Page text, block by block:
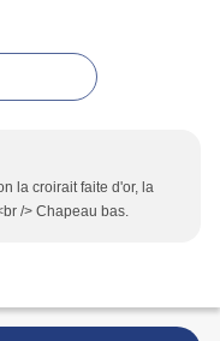
la croirait faite d'or, la
/> Chapeau bas.